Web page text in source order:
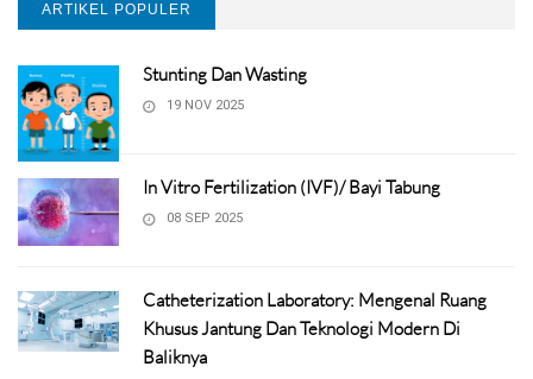
ARTIKEL POPULER
Stunting Dan Wasting
19 NOV 2025
In Vitro Fertilization (IVF)/ Bayi Tabung
08 SEP 2025
Catheterization Laboratory: Mengenal Ruang
Khusus Jantung Dan Teknologi Modern Di
Baliknya